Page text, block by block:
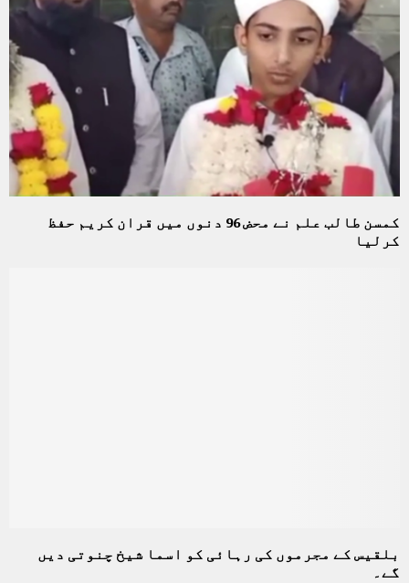
کمسن طالب علم نے محض 96 دنوں میں قران کریم حفظ
کرلیا
بلقیس کے مجرموں کی رہائی کو اسما شیخ چنوتی دیں
گے۔